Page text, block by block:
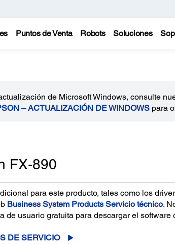
Puntos de Venta Robots Soluciones
de Microsoft Windows, consulte
– ACTUALIZACIÓN DE WINDOWS para
FX-890
para este producto, tales como los
Business System Products Servicio técnico.
de usuario gratuita para descargar el software
DE SERVICIO